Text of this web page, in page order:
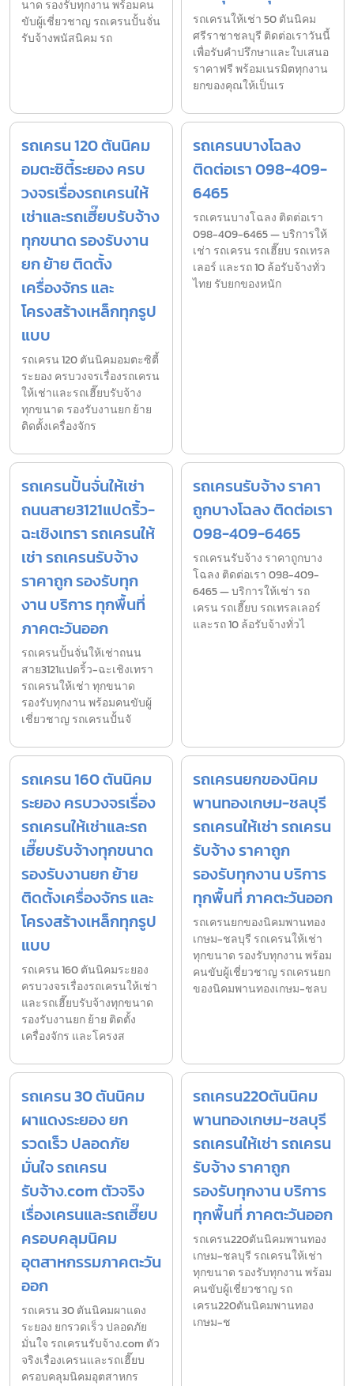
นาด รองรับทุกงาน พร้อมคน
ขับผู้เชี่ยวชาญ รถเครนปั้นจั่น
รับจ้างพนัสนิคม รถ
รถเครนให้เช่า 50 ตันนิคม
ศรีราชาชลบุรี ติดต่อเราวันนี้
เพื่อรับคำปรึกษาและใบเสนอ
ราคาฟรี พร้อมเนรมิตทุกงาน
ยกของคุณให้เป็นเร
รถเครน 120 ตันนิคม
อมตะซิตี้ระยอง ครบ
วงจรเรื่องรถเครนให้
เช่าและรถเฮี๊ยบรับจ้าง
ทุกขนาด รองรับงาน
ยก ย้าย ติดตั้ง
เครื่องจักร และ
โครงสร้างเหล็กทุกรูป
แบบ
รถเครน 120 ตันนิคมอมตะซิตี้
ระยอง ครบวงจรเรื่องรถเครน
ให้เช่าและรถเฮี๊ยบรับจ้าง
ทุกขนาด รองรับงานยก ย้าย
ติดตั้งเครื่องจักร
รถเครนบางโฉลง
ติดต่อเรา 098-409-
6465
รถเครนบางโฉลง ติดต่อเรา
098-409-6465 — บริการให้
เช่า รถเครน รถเฮี๊ยบ รถเทรล
เลอร์ และรถ 10 ล้อรับจ้างทั่ว
ไทย รับยกของหนัก
รถเครนปั้นจั่นให้เช่า
ถนนสาย3121แปดริ้ว-
ฉะเชิงเทรา รถเครนให้
เช่า รถเครนรับจ้าง
ราคาถูก รองรับทุก
งาน บริการ ทุกพื้นที่
ภาคตะวันออก
รถเครนปั้นจั่นให้เช่าถนน
สาย3121แปดริ้ว-ฉะเชิงเทรา
รถเครนให้เช่า ทุกขนาด
รองรับทุกงาน พร้อมคนขับผู้
เชี่ยวชาญ รถเครนปั้นจั
รถเครนรับจ้าง ราคา
ถูกบางโฉลง ติดต่อเรา
098-409-6465
รถเครนรับจ้าง ราคาถูกบาง
โฉลง ติดต่อเรา 098-409-
6465 — บริการให้เช่า รถ
เครน รถเฮี๊ยบ รถเทรลเลอร์
และรถ 10 ล้อรับจ้างทั่วไ
รถเครน 160 ตันนิคม
ระยอง ครบวงจรเรื่อง
รถเครนให้เช่าและรถ
เฮี๊ยบรับจ้างทุกขนาด
รองรับงานยก ย้าย
ติดตั้งเครื่องจักร และ
โครงสร้างเหล็กทุกรูป
แบบ
รถเครน 160 ตันนิคมระยอง
ครบวงจรเรื่องรถเครนให้เช่า
และรถเฮี๊ยบรับจ้างทุกขนาด
รองรับงานยก ย้าย ติดตั้ง
เครื่องจักร และโครงส
รถเครนยกของนิคม
พานทองเกษม-ชลบุรี
รถเครนให้เช่า รถเครน
รับจ้าง ราคาถูก
รองรับทุกงาน บริการ
ทุกพื้นที่ ภาคตะวันออก
รถเครนยกของนิคมพานทอง
เกษม-ชลบุรี รถเครนให้เช่า
ทุกขนาด รองรับทุกงาน พร้อม
คนขับผู้เชี่ยวชาญ รถเครนยก
ของนิคมพานทองเกษม-ชลบ
รถเครน 30 ตันนิคม
ผาแดงระยอง ยก
รวดเร็ว ปลอดภัย
มั่นใจ รถเครน
รับจ้าง.com ตัวจริง
เรื่องเครนและรถเฮี๊ยบ
ครอบคลุมนิคม
อุตสาหกรรมภาคตะวัน
ออก
รถเครน 30 ตันนิคมผาแดง
ระยอง ยกรวดเร็ว ปลอดภัย
มั่นใจ รถเครนรับจ้าง.com ตัว
จริงเรื่องเครนและรถเฮี๊ยบ
ครอบคลุมนิคมอุตสาหกร
รถเครน220ตันนิคม
พานทองเกษม-ชลบุรี
รถเครนให้เช่า รถเครน
รับจ้าง ราคาถูก
รองรับทุกงาน บริการ
ทุกพื้นที่ ภาคตะวันออก
รถเครน220ตันนิคมพานทอง
เกษม-ชลบุรี รถเครนให้เช่า
ทุกขนาด รองรับทุกงาน พร้อม
คนขับผู้เชี่ยวชาญ รถ
เครน220ตันนิคมพานทอง
เกษม-ช